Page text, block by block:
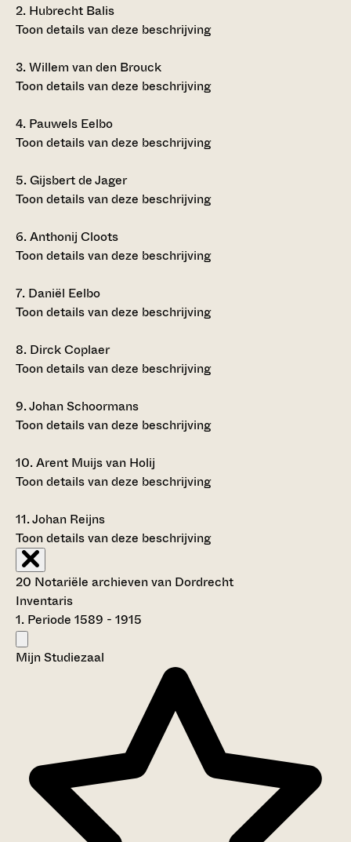
2. Hubrecht Balis
Toon details van deze beschrijving
3.Willem van den Brouck
Toon details van deze beschrijving
4. Pauwels Eelbo
Toon details van deze beschrijving
5.Gijsbert de Jager
Toon details van deze beschrijving
6.Anthonij Cloots
Toon details van deze beschrijving
7. Daniël Eelbo
Toon details van deze beschrijving
8. Dirck Coplaer
Toon details van deze beschrijving
9.Johan Schoormans
Toon details van deze beschrijving
10.Arent Muijs van Holij
Toon details van deze beschrijving
11.Johan Reijns
Toon details van deze beschrijving
20 Notariële archieven van Dordrecht
Inventaris
1. Periode 1589 - 1915
Mijn Studiezaal